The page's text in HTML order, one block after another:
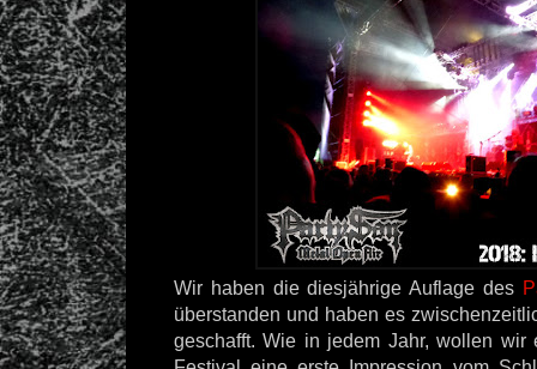
Wir haben die diesjährige Auflage des
überstanden und haben es
geschafft. Wie in jedem Jahr, wollen wir